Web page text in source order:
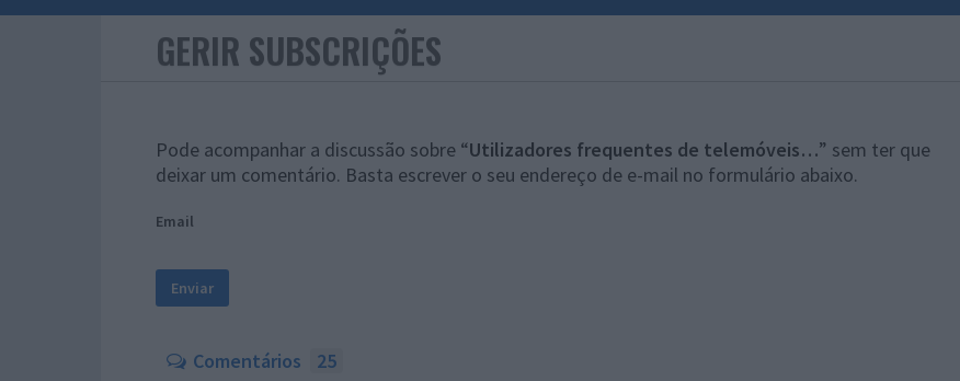
GERIR SUBSCRIÇÕES
Pode acompanhar a discussão sobre “Utilizadores frequentes de telemóveis…” sem ter que
deixar um comentário. Basta escrever o seu endereço de e-mail no formulário abaixo.
Email
Comentários 25